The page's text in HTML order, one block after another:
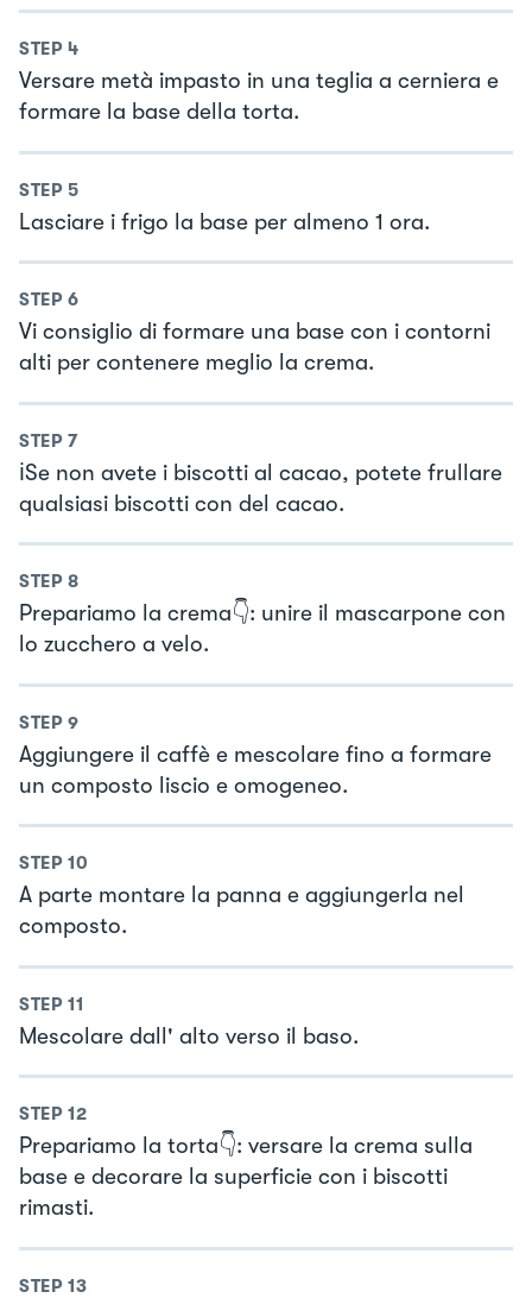
STEP 4
Versare metà impasto in una teglia a cerniera e
formare la base della torta.
STEP 5
Lasciare i frigo la base per almeno 1 ora.
STEP 6
Vi consiglio di formare una base con i contorni
alti per contenere meglio la crema.
STEP 7
ℹ️Se non avete i biscotti al cacao, potete frullare
qualsiasi biscotti con del cacao.
STEP 8
Prepariamo la crema👇: unire il mascarpone con
lo zucchero a velo.
STEP 9
Aggiungere il caffè e mescolare fino a formare
un composto liscio e omogeneo.
STEP 10
A parte montare la panna e aggiungerla nel
composto.
STEP 11
Mescolare dall' alto verso il baso.
STEP 12
Prepariamo la torta👇: versare la crema sulla
base e decorare la superficie con i biscotti
rimasti.
STEP 13